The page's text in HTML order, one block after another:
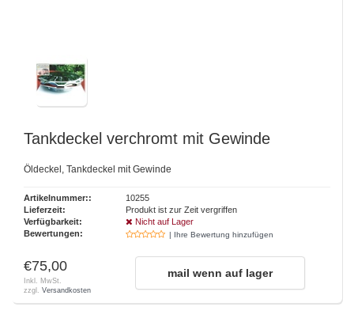
Tankdeckel verchromt mit Gewinde
Öldeckel, Tankdeckel mit Gewinde
Artikelnummer::
10255
Lieferzeit:
Produkt ist zur Zeit vergriffen
Verfügbarkeit:
Nicht auf Lager
Bewertungen:
| Ihre Bewertung hinzufügen
€75,00
Inkl. MwSt.
zzgl. Versandkosten
mail wenn auf lager